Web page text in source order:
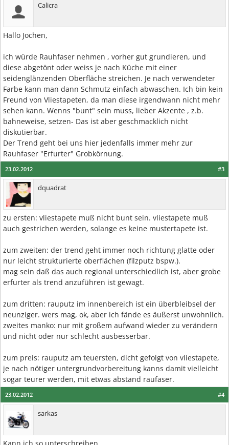
Calicra
Hallo Jochen,
ich würde Rauhfaser nehmen , vorher gut grundieren, und
diese abgetönt oder weiss je nach Küche mit einer
seidenglänzenden Oberfläche streichen. Je nach verwendeter
Farbe kann man dann Schmutz einfach abwaschen. Ich bin kein
Freund von Vliestapeten, da man diese irgendwann nicht mehr
sehen kann. Wenns "bunt" sein muss, lieber Akzente , z.b.
bahneweise, setzen- Das ist aber geschmacklich nicht
diskutierbar.
Der Trend geht bei uns hier jedenfalls immer mehr zur
Rauhfaser "Erfurter" Grobkörnung.
#3
23.02.2012
dquadrat
zu ersten: vliestapete muß nicht bunt sein. vliestapete muß
auch gestrichen werden, solange es keine mustertapete ist.
zum zweiten: der trend geht immer noch richtung glatte oder
nur leicht strukturierte oberflächen (filzputz bspw.).
mag sein daß das auch regional unterschiedlich ist, aber grobe
erfurter als trend anzuführen ist gewagt.
zum dritten: rauputz im innenbereich ist ein überbleibsel der
neunziger. wers mag, ok, aber ich fände es äußerst unwohnlich.
zweites manko: nur mit großem aufwand wieder zu verändern
und nicht oder nur schlecht ausbesserbar.
zum preis: rauputz am teuersten, dicht gefolgt von vliestapete,
je nach nötiger untergrundvorbereitung kanns damit vielleicht
sogar teurer werden, mit etwas abstand raufaser.
#4
23.02.2012
sarkas